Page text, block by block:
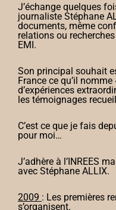
J’échange quelques
journaliste Stéphane
documents, même
relations ou
EMI.
Son principal souhait
France ce qu’il
d’expériences
les témoignages
C’est ce que je fais
pour moi…
J’adhère à l’INREES
avec Stéphane ALLIX.
2009 : Les premières
s’organisent.